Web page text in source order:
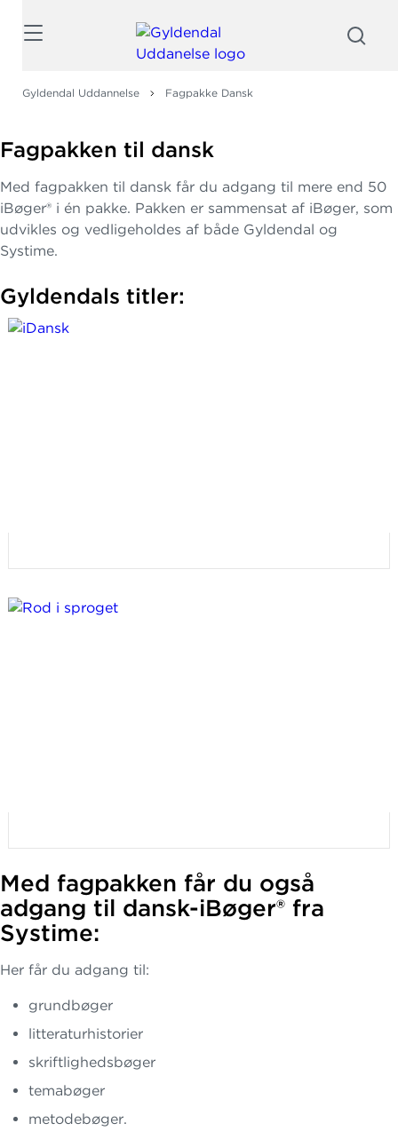
Gyldendal Uddannelse Fagpakke Dansk
Fagpakken til dansk
Med fagpakken til dansk får du adgang til mere end 50
iBøger® i én pakke. Pakken er sammensat af iBøger, som
udvikles og vedligeholdes af både Gyldendal og
Systime.
Gyldendals titler:
Med fagpakken får du også
adgang til dansk-iBøger® fra
Systime:
Her får du adgang til:
grundbøger
litteraturhistorier
skriftlighedsbøger
temabøger
metodebøger.